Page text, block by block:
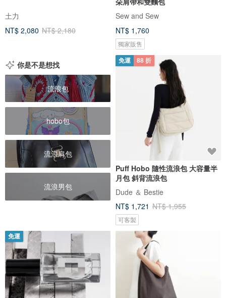
土力
NT$ 2,080 NT$ 2,180
Sew and Sew
NT$ 1,760
獨家販售
你是不是想找
流浪包
hobo包
流浪肩包
流浪男包
免運 88 折
Puff Hobo 隨性流浪包 大容量半
月包 斜背流浪包
Dude ＆ Bestie
NT$ 1,721 NT$ 1,955
可客製
免運